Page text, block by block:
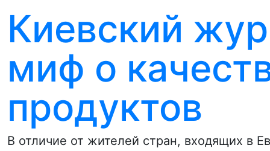
Киевский
миф о
продуктов
В отличие от жителей стран, входящих в